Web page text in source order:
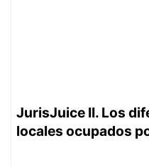
JurisJuice II. Los
locales ocupados